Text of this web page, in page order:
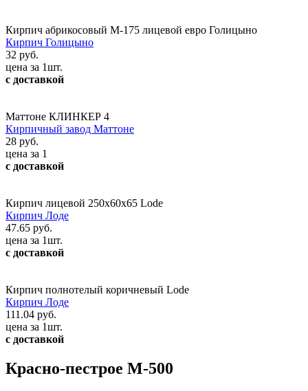
Кирпич абрикосовый М-175 лицевой евро Голицыно
Кирпич Голицыно
32 руб.
цена за 1шт.
с доставкой
Маттоне КЛИНКЕР 4
Кирпичный завод Маттоне
28 руб.
цена за 1
с доставкой
Кирпич лицевой 250х60х65 Lode
Кирпич Лоде
47.65 руб.
цена за 1шт.
с доставкой
Кирпич полнотелый коричневый Lode
Кирпич Лоде
111.04 руб.
цена за 1шт.
с доставкой
Красно-пестрое М-500